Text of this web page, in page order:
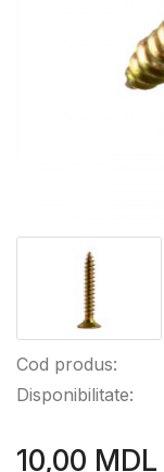
Cod produs:
Disponibilitate:
10,00 MDL